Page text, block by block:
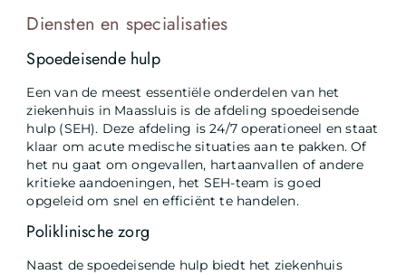
Diensten en specialisaties
Spoedeisende hulp
Een van de meest essentiële onderdelen van het
ziekenhuis in Maassluis is de afdeling spoedeisende
hulp (SEH). Deze afdeling is 24/7 operationeel en staat
klaar om acute medische situaties aan te pakken. Of
het nu gaat om ongevallen, hartaanvallen of andere
kritieke aandoeningen, het SEH-team is goed
opgeleid om snel en efficiënt te handelen.
Poliklinische zorg
Naast de spoedeisende hulp biedt het ziekenhuis